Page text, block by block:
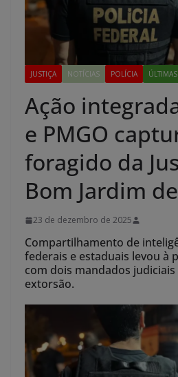
JUSTIÇA NOTÍCIAS POLÍCIA ÚLTIMAS
Ação
e PMGO
foragido da
Bom Jardim
23 de dezembro de 2025
Compartilhamento de
federais e estaduais levou à
com dois mandados
extorsão.